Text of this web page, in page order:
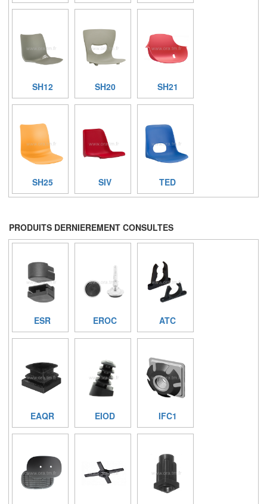
SH12 SH20 SH21
SH25 SIV TED
PRODUITS DERNIEREMENT CONSULTES
ESR EROC ATC
EAQR EIOD IFC1